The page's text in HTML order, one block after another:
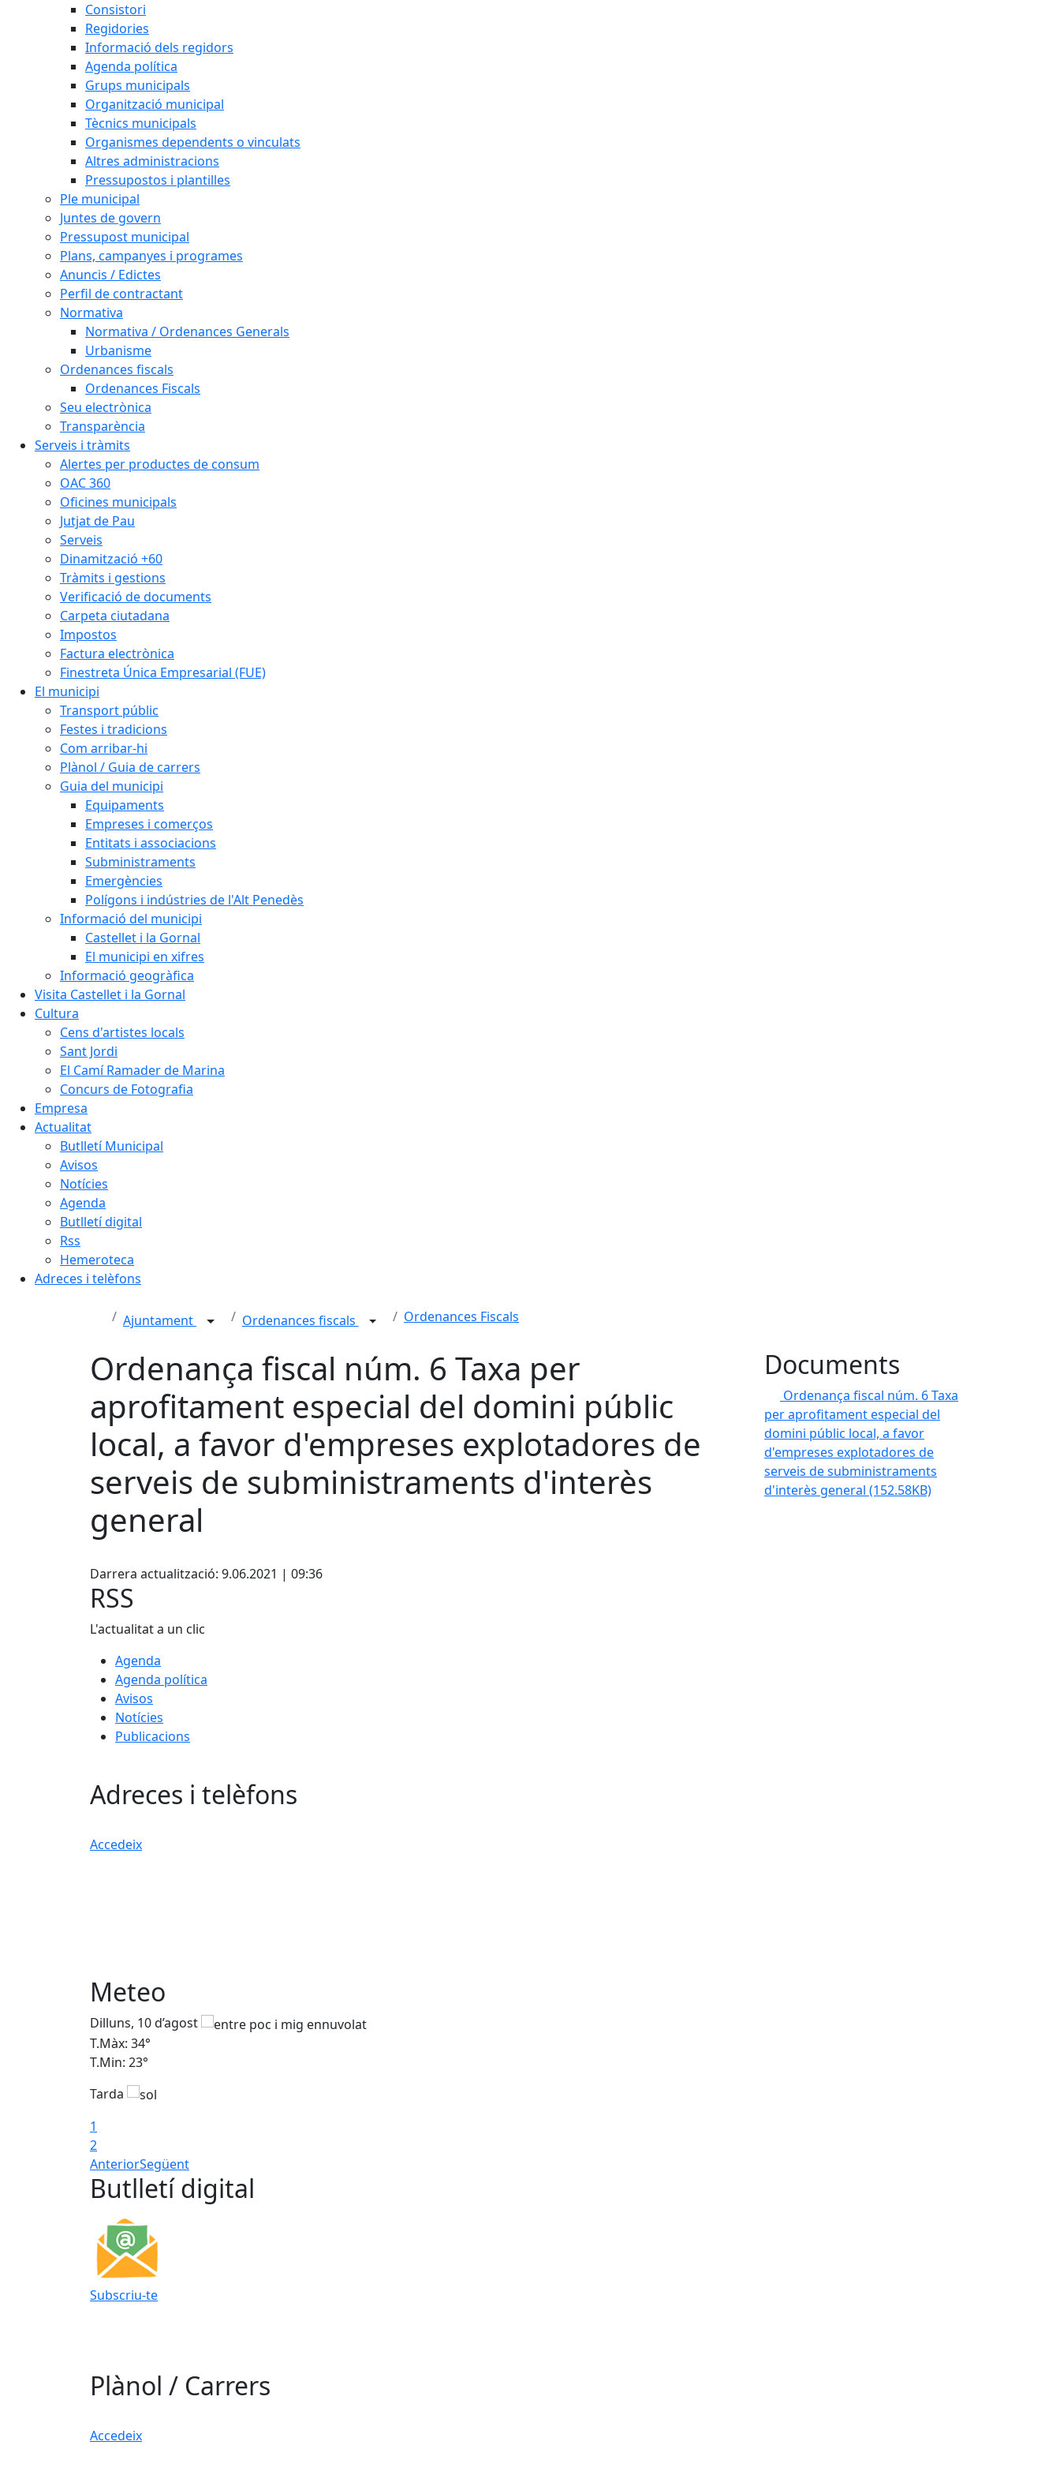
Consistori
Regidories
Informació dels regidors
Agenda política
Grups municipals
Organització municipal
Tècnics municipals
Organismes dependents o vinculats
Altres administracions
Pressupostos i plantilles
Ple municipal
Juntes de govern
Pressupost municipal
Plans, campanyes i programes
Anuncis / Edictes
Perfil de contractant
Normativa
Normativa / Ordenances Generals
Urbanisme
Ordenances fiscals
Ordenances Fiscals
Seu electrònica
Transparència
Serveis i tràmits
Alertes per productes de consum
OAC 360
Oficines municipals
Jutjat de Pau
Serveis
Dinamització +60
Tràmits i gestions
Verificació de documents
Carpeta ciutadana
Impostos
Factura electrònica
Finestreta Única Empresarial (FUE)
El municipi
Transport públic
Festes i tradicions
Com arribar-hi
Plànol / Guia de carrers
Guia del municipi
Equipaments
Empreses i comerços
Entitats i associacions
Subministraments
Emergències
Polígons i indústries de l'Alt Penedès
Informació del municipi
Castellet i la Gornal
El municipi en xifres
Informació geogràfica
Visita Castellet i la Gornal
Cultura
Cens d'artistes locals
Sant Jordi
El Camí Ramader de Marina
Concurs de Fotografia
Empresa
Actualitat
Butlletí Municipal
Avisos
Notícies
Agenda
Butlletí digital
Rss
Hemeroteca
Adreces i telèfons
Ajuntament Ordenances fiscals Ordenances Fiscals
Ordenança fiscal núm. 6 Taxa per
aprofitament especial del domini públic
local, a favor d'empreses explotadores de
serveis de subministraments d'interès
general
Darrera actualització: 9.06.2021 | 09:36
Documents
Ordenança fiscal núm. 6 Taxa
per aprofitament especial del
domini públic local, a favor
d'empreses explotadores de
serveis de subministraments
d'interès general (152.58KB)
RSS
L'actualitat a un clic
Agenda
Agenda política
Avisos
Notícies
Publicacions
Adreces i telèfons
Accedeix
Meteo
Dilluns, 10 d’agost
T.Màx: 34°
T.Min: 23°
Tarda
1
2
AnteriorSegüent
Butlletí digital
Subscriu-te
Plànol / Carrers
Accedeix